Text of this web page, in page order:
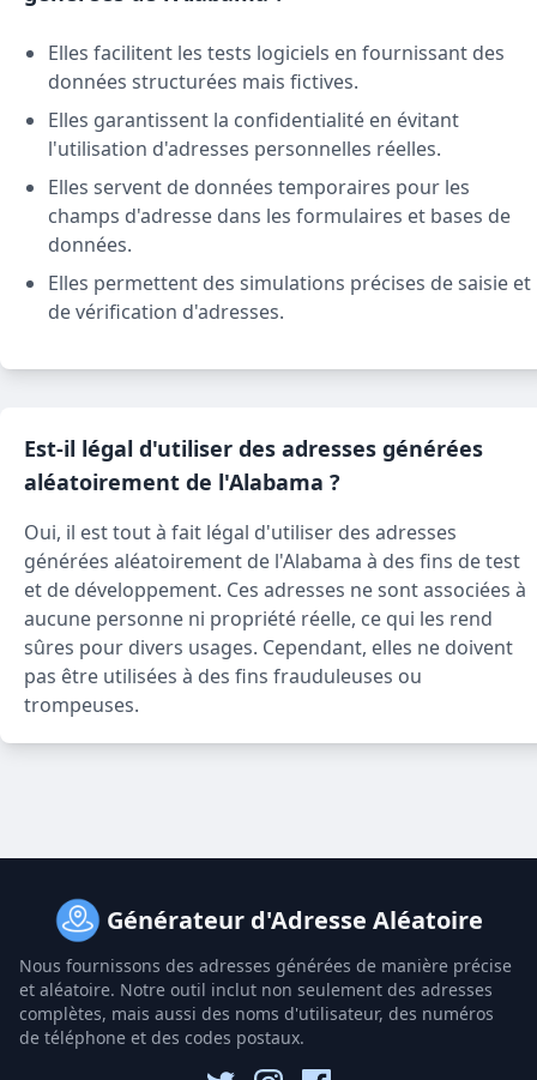
Elles facilitent les tests logiciels en fournissant des
données structurées mais fictives.
Elles garantissent la confidentialité en évitant
l'utilisation d'adresses personnelles réelles.
Elles servent de données temporaires pour les
champs d'adresse dans les formulaires et bases de
données.
Elles permettent des simulations précises de saisie et
de vérification d'adresses.
Est-il légal d'utiliser des adresses générées
aléatoirement de l'Alabama ?
Oui, il est tout à fait légal d'utiliser des adresses
générées aléatoirement de l'Alabama à des fins de test
et de développement. Ces adresses ne sont associées à
aucune personne ni propriété réelle, ce qui les rend
sûres pour divers usages. Cependant, elles ne doivent
pas être utilisées à des fins frauduleuses ou
trompeuses.
Générateur d'Adresse Aléatoire
Nous fournissons des adresses générées de manière précise
et aléatoire. Notre outil inclut non seulement des adresses
complètes, mais aussi des noms d'utilisateur, des numéros
de téléphone et des codes postaux.